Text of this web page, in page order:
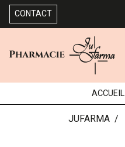
CONTACT
ACCUEIL
JUFARMA